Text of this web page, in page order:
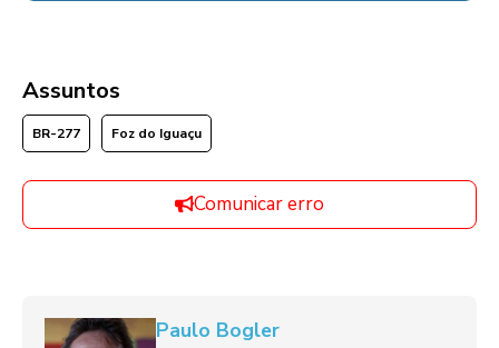
Assuntos
BR-277 Foz do Iguaçu
Comunicar erro
Paulo Bogler